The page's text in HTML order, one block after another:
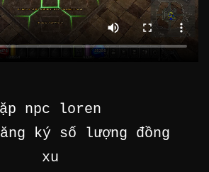
npc loren
ký số lượng đồng
xu